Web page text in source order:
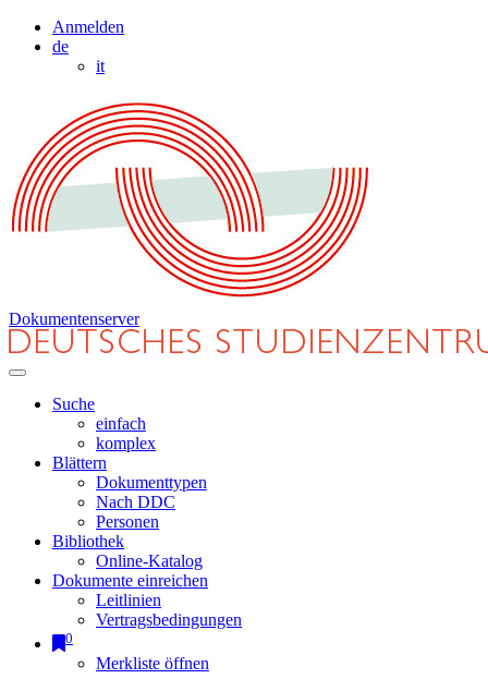
Anmelden
de
it
Dokumentenserver
Suche
einfach
komplex
Blättern
Dokumenttypen
Nach DDC
Personen
Bibliothek
Online-Katalog
Dokumente einreichen
Leitlinien
Vertragsbedingungen
0
Merkliste öffnen